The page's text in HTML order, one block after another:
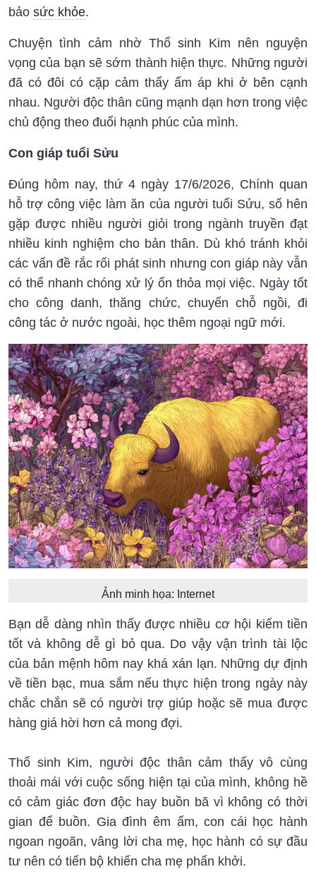
bảo sức khỏe.
Chuyện tình cảm nhờ Thổ sinh Kim nên nguyện
vọng của bạn sẽ sớm thành hiện thực. Những người
đã có đôi có cặp cảm thấy ấm áp khi ở bên cạnh
nhau. Người độc thân cũng mạnh dạn hơn trong việc
chủ động theo đuổi hạnh phúc của mình.
Con giáp tuổi Sửu
Đúng hôm nay, thứ 4 ngày 17/6/2026, Chính quan
hỗ trợ công việc làm ăn của người tuổi Sửu, số hên
gặp được nhiều người giỏi trong ngành truyền đạt
nhiều kinh nghiệm cho bản thân. Dù khó tránh khỏi
các vấn đề rắc rối phát sinh nhưng con giáp này vẫn
có thể nhanh chóng xử lý ổn thỏa mọi việc. Ngày tốt
cho công danh, thăng chức, chuyển chỗ ngồi, đi
công tác ở nước ngoài, học thêm ngoại ngữ mới.
Ảnh minh họa: Internet
Bạn dễ dàng nhìn thấy được nhiều cơ hội kiếm tiền
tốt và không dễ gì bỏ qua. Do vậy vận trình tài lộc
của bản mệnh hôm nay khá xán lạn. Những dự định
về tiền bạc, mua sắm nếu thực hiện trong ngày này
chắc chắn sẽ có người trợ giúp hoặc sẽ mua được
hàng giá hời hơn cả mong đợi.
Thổ sinh Kim, người độc thân cảm thấy vô cùng
thoải mái với cuộc sống hiện tại của mình, không hề
có cảm giác đơn độc hay buồn bã vì không có thời
gian để buồn. Gia đình êm ấm, con cái học hành
ngoan ngoãn, vâng lời cha mẹ, học hành có sự đầu
tư nên có tiến bộ khiến cha mẹ phấn khởi.